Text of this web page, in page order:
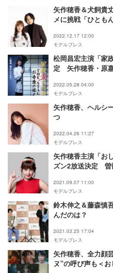
矢作穂香＆犬飼貴
メに挑戦「ひとも
2022.12.17 12:00
モデルプレス
松岡昌宏主演「家
定 矢作穂香・原
2022.05.28 04:00
モデルプレス
矢作穂香、ヘルシ
つ
2022.04.26 11:27
モデルプレス
矢作穂香主演「お
ズン2放送決定 曽
2021.09.07 11:00
モデルプレス
鈴木伸之＆藤森慎
んだのは？
2021.03.25 17:04
モデルプレス
矢作穂香、全力顔
ヌ”の呼び声も＜